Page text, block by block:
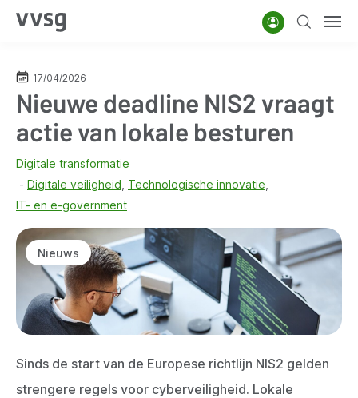
Overslaan
inhoud
AccountZoeken
17/04/2026
Nieuwe deadline NIS2 vraagt
actie van lokale besturen
Digitale transformatie
Digitale veiligheid Technologische innovatie
IT- en e-government
Nieuws
Sinds de start van de Europese richtlijn NIS2 gelden
strengere regels voor cyberveiligheid. Lokale